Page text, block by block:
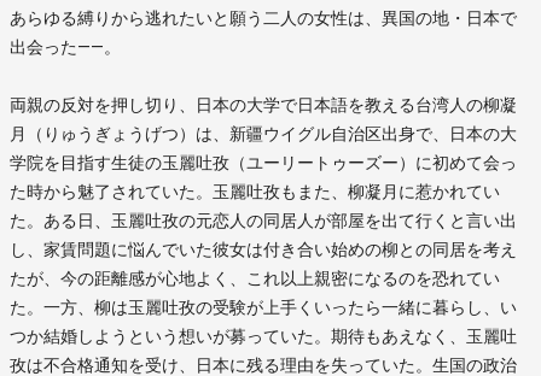
あらゆる縛りから逃れたいと願う二人の女性は、異国の地・日本で
出会った――。
両親の反対を押し切り、日本の大学で日本語を教える台湾人の柳凝
月（りゅうぎょうげつ）は、新疆ウイグル自治区出身で、日本の大
学院を目指す生徒の玉麗吐孜（ユーリートゥーズー）に初めて会っ
た時から魅了されていた。玉麗吐孜もまた、柳凝月に惹かれてい
た。ある日、玉麗吐孜の元恋人の同居人が部屋を出て行くと言い出
し、家賃問題に悩んでいた彼女は付き合い始めの柳との同居を考え
たが、今の距離感が心地よく、これ以上親密になるのを恐れてい
た。一方、柳は玉麗吐孜の受験が上手くいったら一緒に暮らし、い
つか結婚しようという想いが募っていた。期待もあえなく、玉麗吐
孜は不合格通知を受け、日本に残る理由を失っていた。生国の政治